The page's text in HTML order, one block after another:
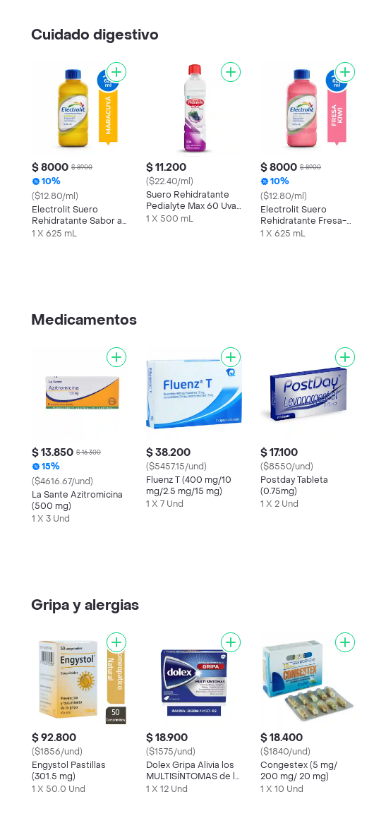
Cuidado digestivo
$ 8000 $ 8900
10%
($12.80/ml)
Electrolit Suero
Rehidratante Sabor a
Maracuyá
1 X 625 mL
$ 11.200
($22.40/ml)
Suero Rehidratante
Pedialyte Max 60 Uva
Frasco 500 mL
1 X 500 mL
$ 8000 $ 8900
10%
($12.80/ml)
Electrolit Suero
Rehidratante Fresa-
Kiwi
1 X 625 mL
Medicamentos
$ 13.850 $ 16.300
15%
($4616.67/und)
La Sante Azitromicina
(500 mg)
1 X 3 Und
$ 38.200
($5457.15/und)
Fluenz T (400 mg/10
mg/2.5 mg/15 mg)
1 X 7 Und
$ 17.100
($8550/und)
Postday Tableta
(0.75mg)
1 X 2 Und
Gripa y alergias
$ 92.800
($1856/und)
Engystol Pastillas
(301.5 mg)
1 X 50.0 Und
$ 18.900
($1575/und)
Dolex Gripa Alivia los
MULTISÍNTOMAS de la
Gripa X 12 tabs
1 X 12 Und
$ 18.400
($1840/und)
Congestex (5 mg/
200 mg/ 20 mg)
1 X 10 Und